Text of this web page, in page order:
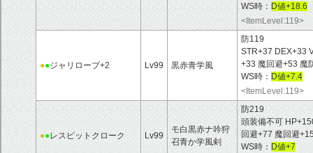
WS時： D値+18.6
<ItemLevel:119>
●●ジャリローブ+2 Lv99 黒赤青学風
防119
STR+37 DEX+33
+33 魔回避+53 魔
WS時： D値+7.4
<ItemLevel:119>
●●レスピットクローク Lv99
モ白黒赤ナ吟狩
召青か学風剣
防219
頭装備不可
回避+77 魔回避
WS時： D値+7